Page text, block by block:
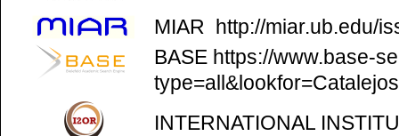
MIAR
http://miar.ub.edu/
BASE https://www.base-
INTERNATIONAL